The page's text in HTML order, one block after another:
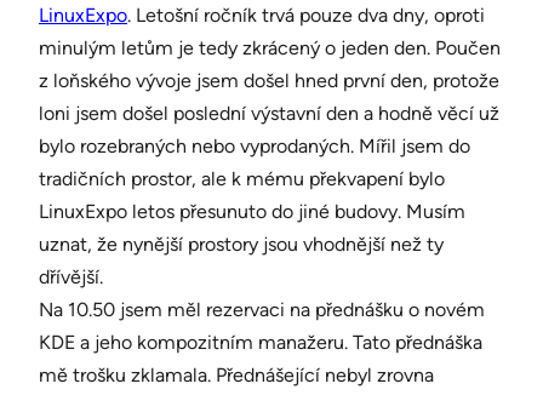
LinuxExpo. Letošní ročník trvá pouze dva dny, oproti
minulým letům je tedy zkrácený o jeden den. Poučen
z loňského vývoje jsem došel hned první den, protože
loni jsem došel poslední výstavní den a hodně věcí už
bylo rozebraných nebo vyprodaných. Mířil jsem do
tradičních prostor, ale k mému překvapení bylo
LinuxExpo letos přesunuto do jiné budovy. Musím
uznat, že nynější prostory jsou vhodnější než ty
dřívější.
Na 10.50 jsem měl rezervaci na přednášku o novém
KDE a jeho kompozitním manažeru. Tato přednáška
mě trošku zklamala. Přednášející nebyl zrovna